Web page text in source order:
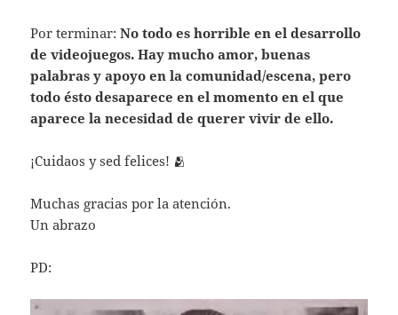
Por terminar:No todo es horrible en el desarrollo
de videojuegos. Hay mucho amor, buenas
palabras y apoyo en la comunidad/escena, pero
todo ésto desaparece en el momento en el que
aparece la necesidad de querer vivir de ello.
¡Cuidaos y sed felices! 🫂
Muchas gracias por la atención.
Un abrazo
PD: